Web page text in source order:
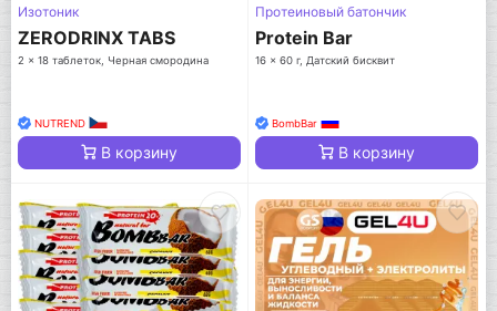
Изотоник
ZERODRINX TABS
2 x 18 таблеток, Черная смородина
NUTREND
В корзину
Протеиновый батончик
Protein Bar
16 x 60 г, Датский бисквит
BombBar
В корзину